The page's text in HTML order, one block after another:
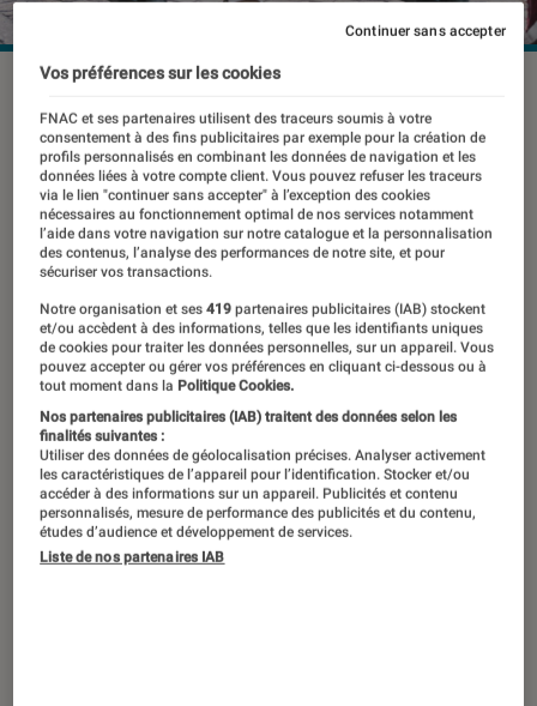
La mobilité urbaine, voilà une
expression à la mode, et pour cause !
De plus en plus de personnes se
laissent charmer par ce nouveau type
de déplacement, propre et pratique.
Alors si vous voulez retrouver nos
derniers tests, connaître la législation
en place ou êtes à la recherche
d’idées cadeaux, pas de soucis ! Vous
êtes au bon endroit !
Introduction
Vos préférences sur les cookies
FNAC et ses partenaires utilisent des traceurs soumis à votre
consentement à des fins publicitaires par exemple pour la création de
profils personnalisés en combinant les données de navigation et les
données liées à votre compte client. Vous pouvez refuser les traceurs
via le lien "continuer sans accepter" à l’exception des cookies
nécessaires au fonctionnement optimal de nos services notamment
l’aide dans votre navigation sur notre catalogue et la personnalisation
des contenus, l’analyse des performances de notre site, et pour
sécuriser vos transactions.
Notre organisation et ses419 partenaires publicitaires (IAB) stockent
et/ou accèdent à des informations, telles que les identifiants uniques
de cookies pour traiter les données personnelles, sur un appareil. Vous
pouvez accepter ou gérer vos préférences en cliquant ci-dessous ou à
tout moment dans la Politique Cookies.
Nos partenaires publicitaires (IAB) traitent des données selon les
finalités suivantes :
Utiliser des données de géolocalisation précises. Analyser activement
les caractéristiques de l’appareil pour l’identification. Stocker et/ou
accéder à des informations sur un appareil. Publicités et contenu
personnalisés, mesure de performance des publicités et du contenu,
études d’audience et développement de services.
Liste de nos partenaires IAB
Continuer sans accepter